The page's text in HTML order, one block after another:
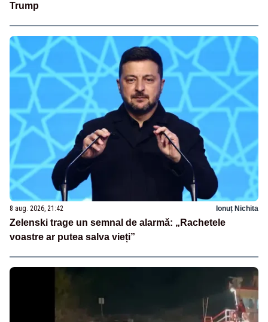
Trump
8 aug. 2026, 21:42 Ionuț Nichita
Zelenski trage un semnal de alarmă: „Rachetele
voastre ar putea salva vieți”